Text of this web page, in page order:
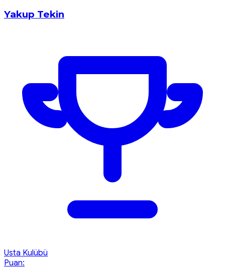
Yakup Tekin
Usta Kulübü
Puan: